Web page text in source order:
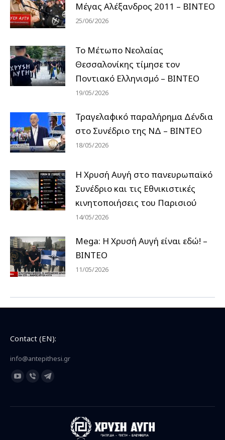
Μέγας Αλέξανδρος 2011 – ΒΙΝΤΕΟ
25/06/2026
Το Μέτωπο Νεολαίας
Θεσσαλονίκης τίμησε τον
Ποντιακό Ελληνισμό – ΒΙΝΤΕΟ
19/05/2026
Τραγελαφικό παραλήρημα Δένδια
στο Συνέδριο της ΝΔ – ΒΙΝΤΕΟ
18/05/2026
Η Χρυσή Αυγή στο πανευρωπαϊκό
Συνέδριο και τις Εθνικιστικές
κινητοποιήσεις του Παρισιού
14/05/2026
Mega: Η Χρυσή Αυγή είναι εδώ! –
ΒΙΝΤΕΟ
11/05/2026
Contact (EN):
info@antepithesi.gr
Find us on:
YouTube
opens
Viber
opens
Telegram
opens